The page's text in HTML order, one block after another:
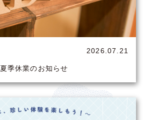
2026.07.21
夏季休業のお知らせ